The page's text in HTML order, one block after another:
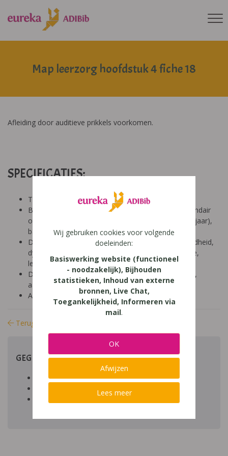
Map leerzorg hoofdstuk 4 fiche 18
Afleiding door auditieve prikkels voorkomen.
SPECIFICATIES:
Tool: van ons
Besproken Leeftijd: basisonderwijs (6-9 jaar), secundair
onderwijs (12-14 jaar), secundair onderwijs (14-18 jaar),
basisonderwijs (9-12 jaar)
Diagnose: ADHD, ADD, autisme/ASS, hoogbegaafdheid,
dyscalculie, dyslexie, dyspraxie/DCD, NLD, dysfasie,
leerproblemen
Domein: leren studeren, organisatie klas en school,
aandacht en concentratie
Aard: theoretischpraktisch
Terug naar bibliotheek
GEGEVENS
Auteur artikel:
Datum toegevoegd:
Download:
Wij gebruiken cookies voor volgende
doeleinden:
Basiswerking website (functioneel
- noodzakelijk), Bijhouden
statistieken, Inhoud van externe
bronnen, Live Chat,
Toegankelijkheid, Informeren via
mail.
OK
Afwijzen
Lees meer